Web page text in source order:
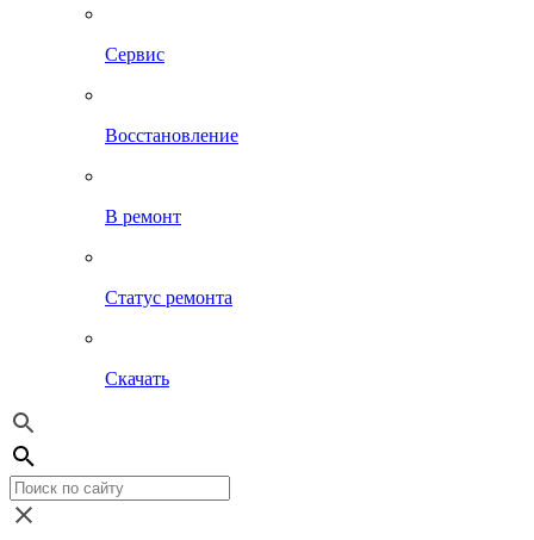
Сервис
Восстановление
В ремонт
Статус ремонта
Скачать